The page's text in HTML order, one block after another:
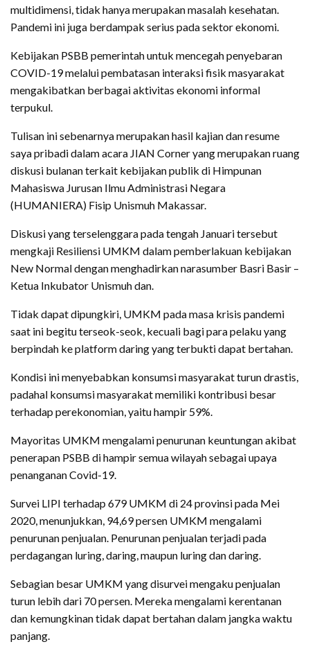
multidimensi, tidak hanya merupakan masalah kesehatan.
Pandemi ini juga berdampak serius pada sektor ekonomi.
Kebijakan PSBB pemerintah untuk mencegah penyebaran
COVID-19 melalui pembatasan interaksi fisik masyarakat
mengakibatkan berbagai aktivitas ekonomi informal
terpukul.
Tulisan ini sebenarnya merupakan hasil kajian dan resume
saya pribadi dalam acara JIAN Corner yang merupakan ruang
diskusi bulanan terkait kebijakan publik di Himpunan
Mahasiswa Jurusan Ilmu Administrasi Negara
(HUMANIERA) Fisip Unismuh Makassar.
Diskusi yang terselenggara pada tengah Januari tersebut
mengkaji Resiliensi UMKM dalam pemberlakuan kebijakan
New Normal dengan menghadirkan narasumber Basri Basir –
Ketua Inkubator Unismuh dan.
Tidak dapat dipungkiri, UMKM pada masa krisis pandemi
saat ini begitu terseok-seok, kecuali bagi para pelaku yang
berpindah ke platform daring yang terbukti dapat bertahan.
Kondisi ini menyebabkan konsumsi masyarakat turun drastis,
padahal konsumsi masyarakat memiliki kontribusi besar
terhadap perekonomian, yaitu hampir 59%.
Mayoritas UMKM mengalami penurunan keuntungan akibat
penerapan PSBB di hampir semua wilayah sebagai upaya
penanganan Covid-19.
Survei LIPI terhadap 679 UMKM di 24 provinsi pada Mei
2020, menunjukkan, 94,69 persen UMKM mengalami
penurunan penjualan. Penurunan penjualan terjadi pada
perdagangan luring, daring, maupun luring dan daring.
Sebagian besar UMKM yang disurvei mengaku penjualan
turun lebih dari 70 persen. Mereka mengalami kerentanan
dan kemungkinan tidak dapat bertahan dalam jangka waktu
panjang.